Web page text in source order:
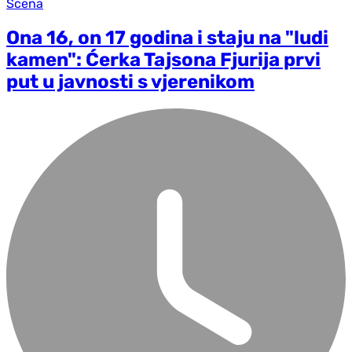
Scena
Ona 16, on 17 godina i staju na "ludi
kamen": Ćerka Tajsona Fjurija prvi
put u javnosti s vjerenikom